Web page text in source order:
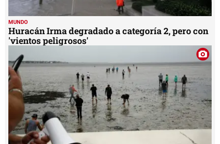
MUNDO
Huracán Irma degradado a categoría 2, pero con
'vientos peligrosos'